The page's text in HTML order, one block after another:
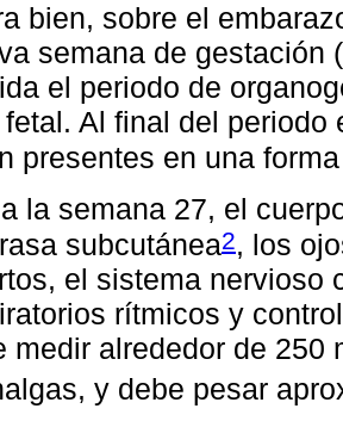
bien, sobre el
semana de gestación
el periodo de
Al final del periodo
presentes en una
la semana 27, el
subcutánea2, los
el sistema nervioso
rítmicos y
medir alrededor de 250
y debe pesar